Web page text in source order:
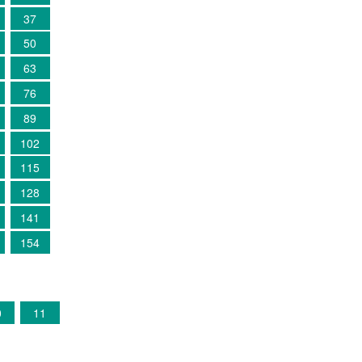
37
50
63
76
89
102
115
128
141
154
11